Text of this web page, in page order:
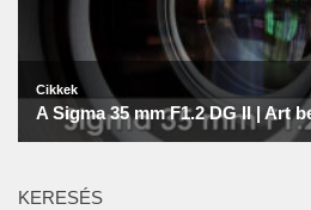
KERESÉS